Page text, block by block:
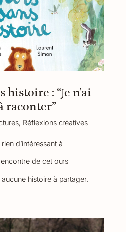
histoire : “Je n’ai
raconter”
, Réflexions créatives
d’intéressant à
de cet ours
aucune histoire à partager.